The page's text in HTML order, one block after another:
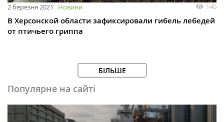
2 березня 2021 Новини 140
В Херсонской области зафиксировали гибель лебедей
от птичьего гриппа
БІЛЬШЕ
Популярне на сайті